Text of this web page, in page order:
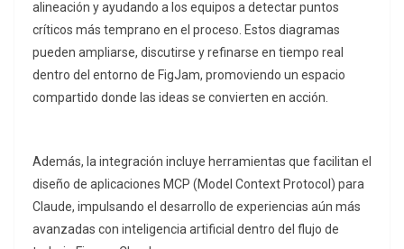
alineación y ayudando a los equipos a detectar puntos
críticos más temprano en el proceso. Estos diagramas
pueden ampliarse, discutirse y refinarse en tiempo real
dentro del entorno de FigJam, promoviendo un espacio
compartido donde las ideas se convierten en acción.
Además, la integración incluye herramientas que facilitan el
diseño de aplicaciones MCP (Model Context Protocol) para
Claude, impulsando el desarrollo de experiencias aún más
avanzadas con inteligencia artificial dentro del flujo de